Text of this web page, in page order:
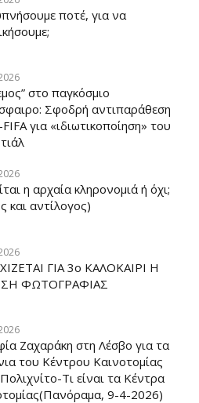
ποτέ, για να
στο παγκόσμιο
Σφοδρή αντιπαράθεση
για «ιδιωτικοποίηση» του
η αρχαία κληρονομιά ή όχι;
και αντίλογος)
ΓΙΑ 3ο ΚΑΛΟΚΑΙΡΙ Η
ΦΩΤΟΓΡΑΦΙΑΣ
Ζαχαράκη στη Λέσβο για τα
του Κέντρου Καινοτομίας
Τι είναι τα Κέντρα
9-4-2026)